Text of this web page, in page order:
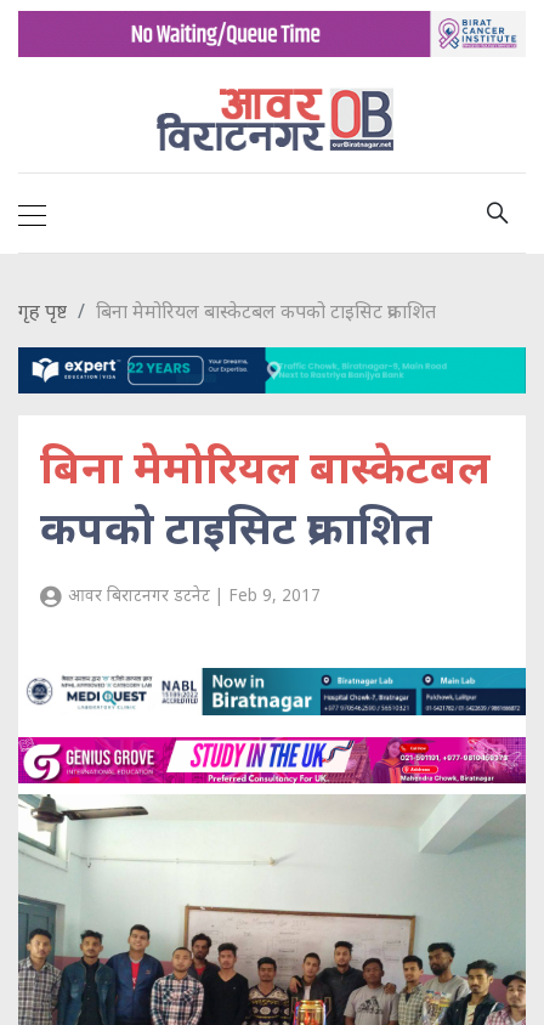
गृह पृष्ट बिना मेमोरियल बास्केटबल कपको टाइसिट प्रकाशित
बिना मेमोरियल बास्केटबल
कपको टाइसिट प्रकाशित
आवर बिराटनगर डटनेट | Feb 9, 2017